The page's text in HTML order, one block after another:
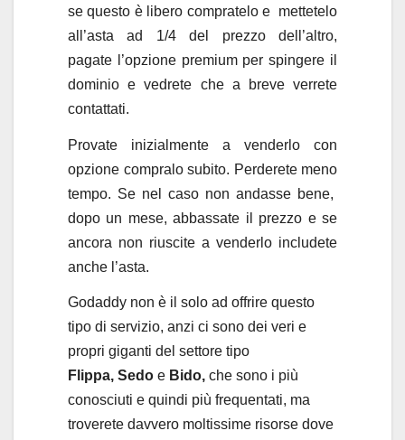
se questo è libero compratelo e mettetelo
all’asta ad 1/4 del prezzo dell’altro,
pagate l’opzione premium per spingere il
dominio e vedrete che a breve verrete
contattati.
Provate inizialmente a venderlo con
opzione compralo subito. Perderete meno
tempo. Se nel caso non andasse bene,
dopo un mese, abbassate il prezzo e se
ancora non riuscite a venderlo includete
anche l’asta.
Godaddy non è il solo ad offrire questo
tipo di servizio, anzi ci sono dei veri e
propri giganti del settore tipo
Flippa, Sedo e Bido, che sono i più
conosciuti e quindi più frequentati, ma
troverete davvero moltissime risorse dove